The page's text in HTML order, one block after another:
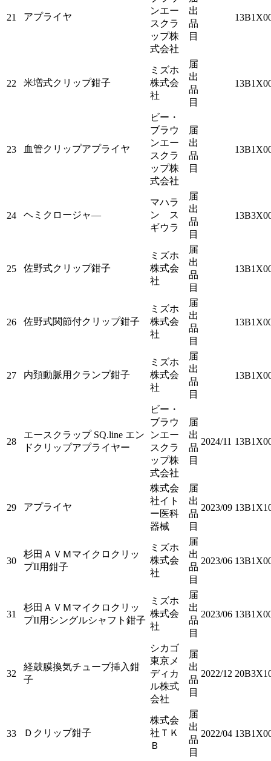
21 アプライヤ
ンエー
スクラ
ップ株
式会社
出
品
目
22 米増式クリップ鉗子
ミズホ
株式会
社
届
出
品
目
23 血管クリップアプライヤ
ビー・
ブラウ
ンエー
スクラ
ップ株
式会社
届
出
品
目
24 ヘミクロージャ―
マハラ
ン ス
ギウラ
届
出
品
目
25 佐野式クリップ鉗子
ミズホ
株式会
社
届
出
品
目
26 佐野式関節付クリップ鉗子
ミズホ
株式会
社
届
出
品
目
27 内頚動脈用クランプ鉗子
ミズホ
株式会
社
届
出
品
目
28
エースクラップ SQ.line エン
ドクリップアプライヤー
ビー・
ブラウ
ンエー
スクラ
ップ株
式会社
届
出
品
目
2024/11
29 アプライヤ
株式会
社イト
ー医科
器械
届
出
品
目
2023/09
30
杉田ＡＶＭマイクロクリッ
プII用鉗子
ミズホ
株式会
社
届
出
品
目
2023/06
31
杉田ＡＶＭマイクロクリッ
プII用シングルシャフト鉗子
ミズホ
株式会
社
届
出
品
目
2023/06
32
経鼓膜換気チューブ挿入鉗
子
シカゴ
東京メ
ディカ
ル株式
会社
届
出
品
目
2022/12
33 Ｄクリップ鉗子
株式会
社ＴＫ
Ｂ
届
出
品
目
2022/04